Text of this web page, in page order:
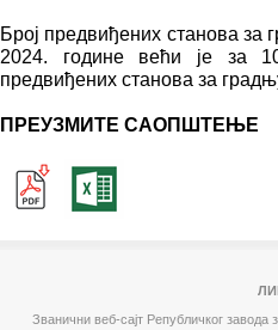
Број предвиђених станова за
2024. године већи је за
предвиђених станова за
ПРЕУЗМИТЕ САОПШТЕЊЕ
Званични веб-сајт Републичког